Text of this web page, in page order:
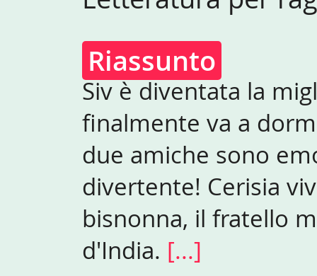
Riassunto
Siv è diventata la
finalmente va a
due amiche sono
divertente! Cerisia
bisnonna, il fratello
d'India. [...]